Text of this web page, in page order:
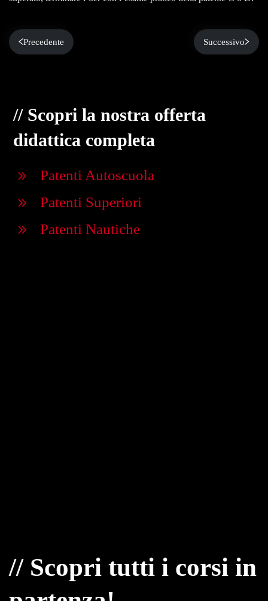
Precedente Successivo
// Scopri la nostra offerta
didattica completa
Patenti Autoscuola
Patenti Superiori
Patenti Nautiche
// Scopri tutti i corsi in